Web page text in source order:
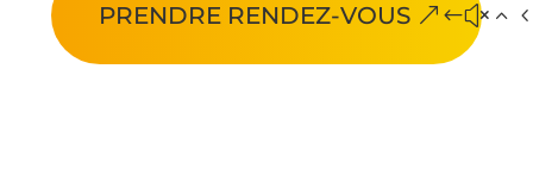
PRENDRE RENDEZ-VOUS